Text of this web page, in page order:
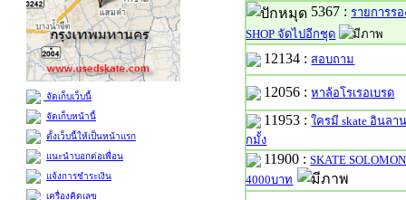
จัดเก็บเว็บนี้
จัดเก็บหน้านี้
ตั้งเว็บนี้ให้เป็นหน้าแรก
แนะนำบอกต่อเพื่อน
แจ้งการชำระเงิน
เครื่องคิดเลข
5367 :รายการรอ
SHOP จัดไปอีกชุด
12134 :สอบถาม
12056 :หาล้อโรเรอเบรด
11953 :ใครมี skate อินลา
กมั้ง
11900 :SKATE
4000บาท